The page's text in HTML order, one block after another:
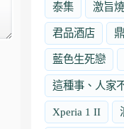
泰集 激旨
君品酒店
藍色生死戀
這種事、人家
Xperia 1 II